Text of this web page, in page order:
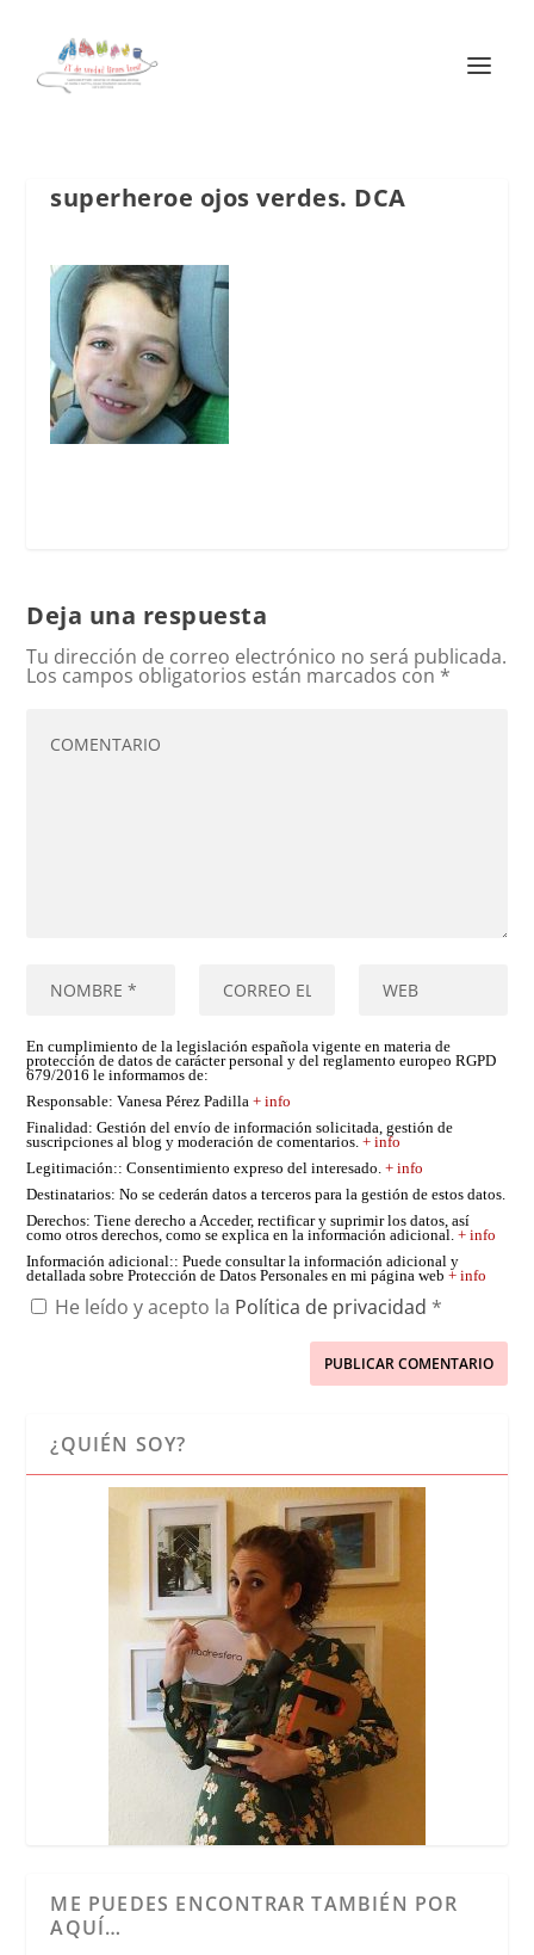
superheroe ojos verdes. DCA
Deja una respuesta
Tu dirección de correo electrónico no será publicada.
Los campos obligatorios están marcados con *
En cumplimiento de la legislación española vigente en materia de
protección de datos de carácter personal y del reglamento europeo RGPD
679/2016 le informamos de:
Responsable: Vanesa Pérez Padilla+ info
Finalidad: Gestión del envío de información solicitada, gestión de
suscripciones al blog y moderación de comentarios.+ info
Legitimación:: Consentimiento expreso del interesado.+ info
Destinatarios: No se cederán datos a terceros para la gestión de estos datos.
Derechos: Tiene derecho a Acceder, rectificar y suprimir los datos, así
como otros derechos, como se explica en la información adicional.+ info
Información adicional:: Puede consultar la información adicional y
detallada sobre Protección de Datos Personales en mi página web+ info
He leído y acepto la Política de privacidad *
¿QUIÉN SOY?
ME PUEDES ENCONTRAR TAMBIÉN POR
AQUÍ…